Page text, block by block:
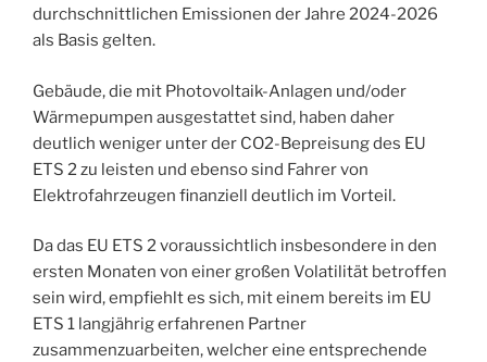
durchschnittlichen Emissionen der Jahre 2024-2026
als Basis gelten.
Gebäude, die mit Photovoltaik-Anlagen und/oder
Wärmepumpen ausgestattet sind, haben daher
deutlich weniger unter der CO2-Bepreisung des EU
ETS 2 zu leisten und ebenso sind Fahrer von
Elektrofahrzeugen finanziell deutlich im Vorteil.
Da das EU ETS 2 voraussichtlich insbesondere in den
ersten Monaten von einer großen Volatilität betroffen
sein wird, empfiehlt es sich, mit einem bereits im EU
ETS 1 langjährig erfahrenen Partner
zusammenzuarbeiten, welcher eine entsprechende